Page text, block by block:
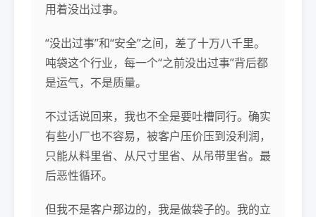
用着没出过事。
“没出过事”和“安全”之间，差了十万八千里。
吨袋这个行业，每一个“之前没出过事”背后都
是运气，不是质量。
不过话说回来，我也不全是要吐槽同行。确实
有些小厂也不容易，被客户压价压到没利润，
只能从料里省、从尺寸里省、从吊带里省。最
后恶性循环。
但我不是客户那边的，我是做袋子的。我的立